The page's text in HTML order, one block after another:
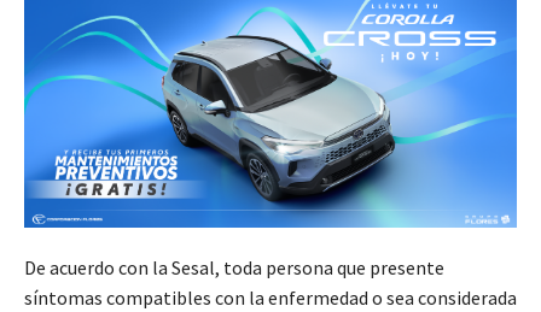
De acuerdo con la Sesal, toda persona que presente
síntomas compatibles con la enfermedad o sea considerada